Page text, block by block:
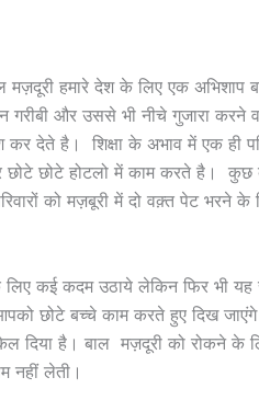
मज़दूरी हमारे देश के लिए एक
गरीबी और उससे भी नीचे गुजारा करने
देते है। शिक्षा के अभाव में एक ही
छोटे होटलो में काम करते है। कुछ
को मज़बूरी में दो वक़्त पेट भरने
कई कदम उठाये लेकिन फिर भी यह
छोटे बच्चे काम करते हुए दिख
दिया है। बाल मज़दूरी को रोकने के
नहीं लेती।